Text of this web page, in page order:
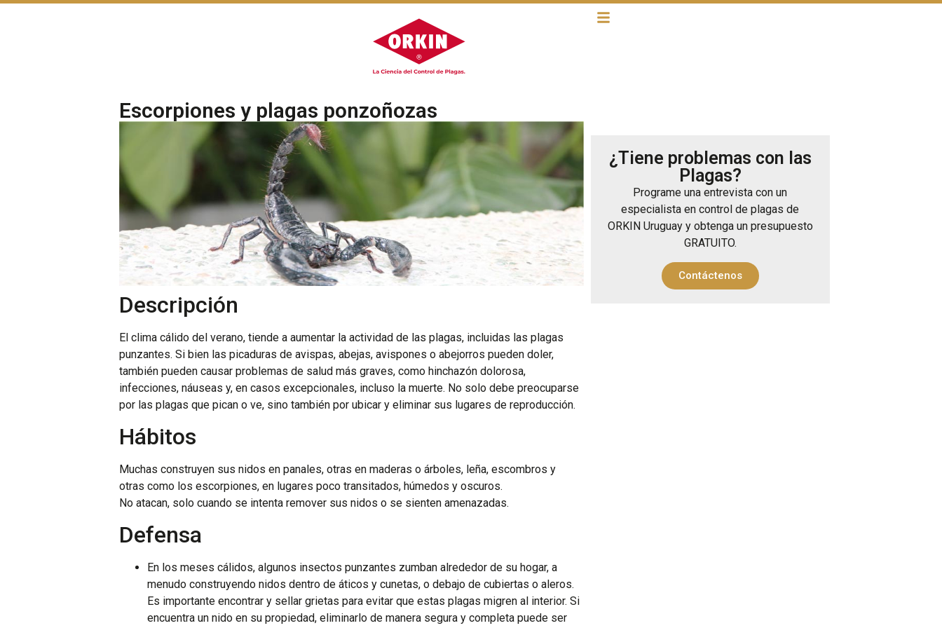
Escorpiones y plagas ponzoñozas
Descripción
El clima cálido del verano, tiende a aumentar la actividad de las plagas, incluidas las plagas
punzantes. Si bien las picaduras de avispas, abejas, avispones o abejorros pueden doler,
también pueden causar problemas de salud más graves, como hinchazón dolorosa,
infecciones, náuseas y, en casos excepcionales, incluso la muerte. No solo debe preocuparse
por las plagas que pican o ve, sino también por ubicar y eliminar sus lugares de reproducción.
Hábitos
Muchas construyen sus nidos en panales, otras en maderas o árboles, leña, escombros y
otras como los escorpiones, en lugares poco transitados, húmedos y oscuros.
No atacan, solo cuando se intenta remover sus nidos o se sienten amenazadas.
Defensa
En los meses cálidos, algunos insectos punzantes zumban alrededor de su hogar, a
menudo construyendo nidos dentro de áticos y cunetas, o debajo de cubiertas o aleros.
Es importante encontrar y sellar grietas para evitar que estas plagas migren al interior. Si
encuentra un nido en su propiedad, eliminarlo de manera segura y completa puede ser
¿Tiene problemas con las
Plagas?
Programe una entrevista con un
especialista en control de plagas de
ORKIN Uruguay y obtenga un presupuesto
GRATUITO.
Contáctenos